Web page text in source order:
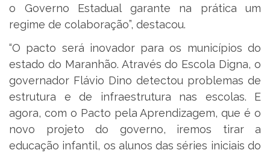
o Governo Estadual garante na prática um
regime de colaboração”, destacou.
“O pacto será inovador para os municípios do
estado do Maranhão. Através do Escola Digna, o
governador Flávio Dino detectou problemas de
estrutura e de infraestrutura nas escolas. E
agora, com o Pacto pela Aprendizagem, que é o
novo projeto do governo, iremos tirar a
educação infantil, os alunos das séries iniciais do